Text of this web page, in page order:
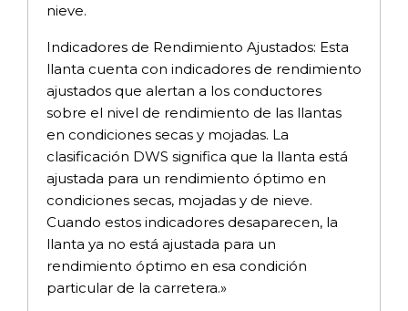
nieve.
Indicadores de Rendimiento Ajustados: Esta
llanta cuenta con indicadores de rendimiento
ajustados que alertan a los conductores
sobre el nivel de rendimiento de las llantas
en condiciones secas y mojadas. La
clasificación DWS significa que la llanta está
ajustada para un rendimiento óptimo en
condiciones secas, mojadas y de nieve.
Cuando estos indicadores desaparecen, la
llanta ya no está ajustada para un
rendimiento óptimo en esa condición
particular de la carretera.»